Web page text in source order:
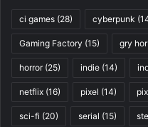
ci games (28) cyberpunk
Gaming Factory (15) gry
horror(25) indie (14)
netflix (16) pixel (14)
sci-fi (20) serial (15)